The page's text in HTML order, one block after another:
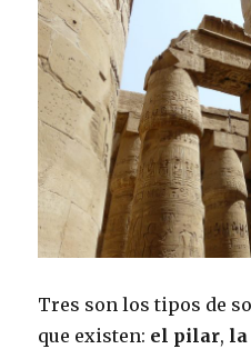
Tres son los tipos de
que existen: el pilar, la